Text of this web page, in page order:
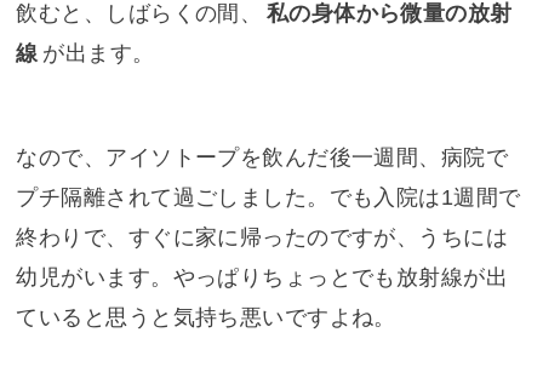
飲むと、しばらくの間、
私の身体から微量の放射
線 が出ます。
なので、アイソトープを飲んだ後一週間、病院で
プチ隔離されて過ごしました。でも入院は1週間で
終わりで、すぐに家に帰ったのですが、うちには
幼児がいます。やっぱりちょっとでも放射線が出
ていると思うと気持ち悪いですよね。